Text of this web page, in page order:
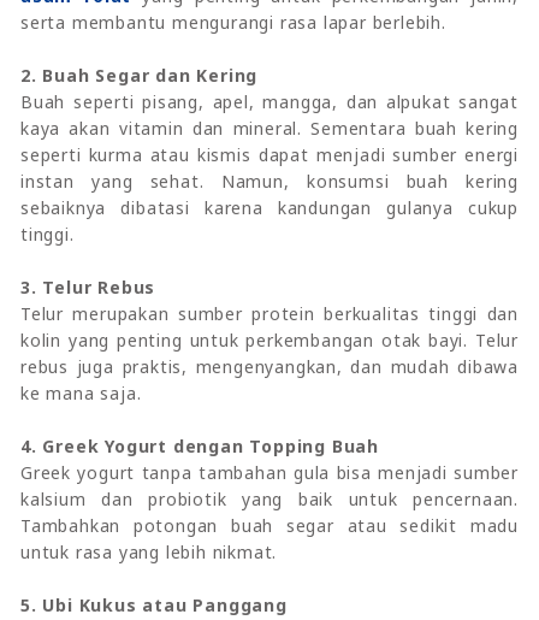
serta membantu mengurangi rasa lapar berlebih.
2. Buah Segar dan Kering
Buah seperti pisang, apel, mangga, dan alpukat sangat
kaya akan vitamin dan mineral. Sementara buah kering
seperti kurma atau kismis dapat menjadi sumber energi
instan yang sehat. Namun, konsumsi buah kering
sebaiknya dibatasi karena kandungan gulanya cukup
tinggi.
3. Telur Rebus
Telur merupakan sumber protein berkualitas tinggi dan
kolin yang penting untuk perkembangan otak bayi. Telur
rebus juga praktis, mengenyangkan, dan mudah dibawa
ke mana saja.
4. Greek Yogurt dengan Topping Buah
Greek yogurt tanpa tambahan gula bisa menjadi sumber
kalsium dan probiotik yang baik untuk pencernaan.
Tambahkan potongan buah segar atau sedikit madu
untuk rasa yang lebih nikmat.
5. Ubi Kukus atau Panggang